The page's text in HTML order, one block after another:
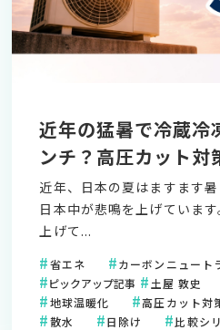
近年の猛暑で冷蔵冷
ンチ？高圧カット対
近年、日本の夏はますます
日本中が悲鳴を上げていま
上げて...
省エネ カーボンニュート
ピックアップ記事
土屋 敦史
地球温暖化
高圧カット対
散水
日除け 比較シ